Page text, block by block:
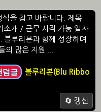
식을 참고 바랍니다. 제목:
소개 / 근무 시작 가능 일자
블루리본과 함께 성장하며
의 많은 지원 ...
덤글
블루리본(Blu Ribbo
🔄 갱신